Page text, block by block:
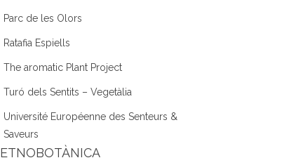
Parc de les Olors
Ratafia Espiells
The aromatic Plant Project
Turó dels Sentits – Vegetàlia
Université Européenne des Senteurs &
Saveurs
ETNOBOTÀNICA